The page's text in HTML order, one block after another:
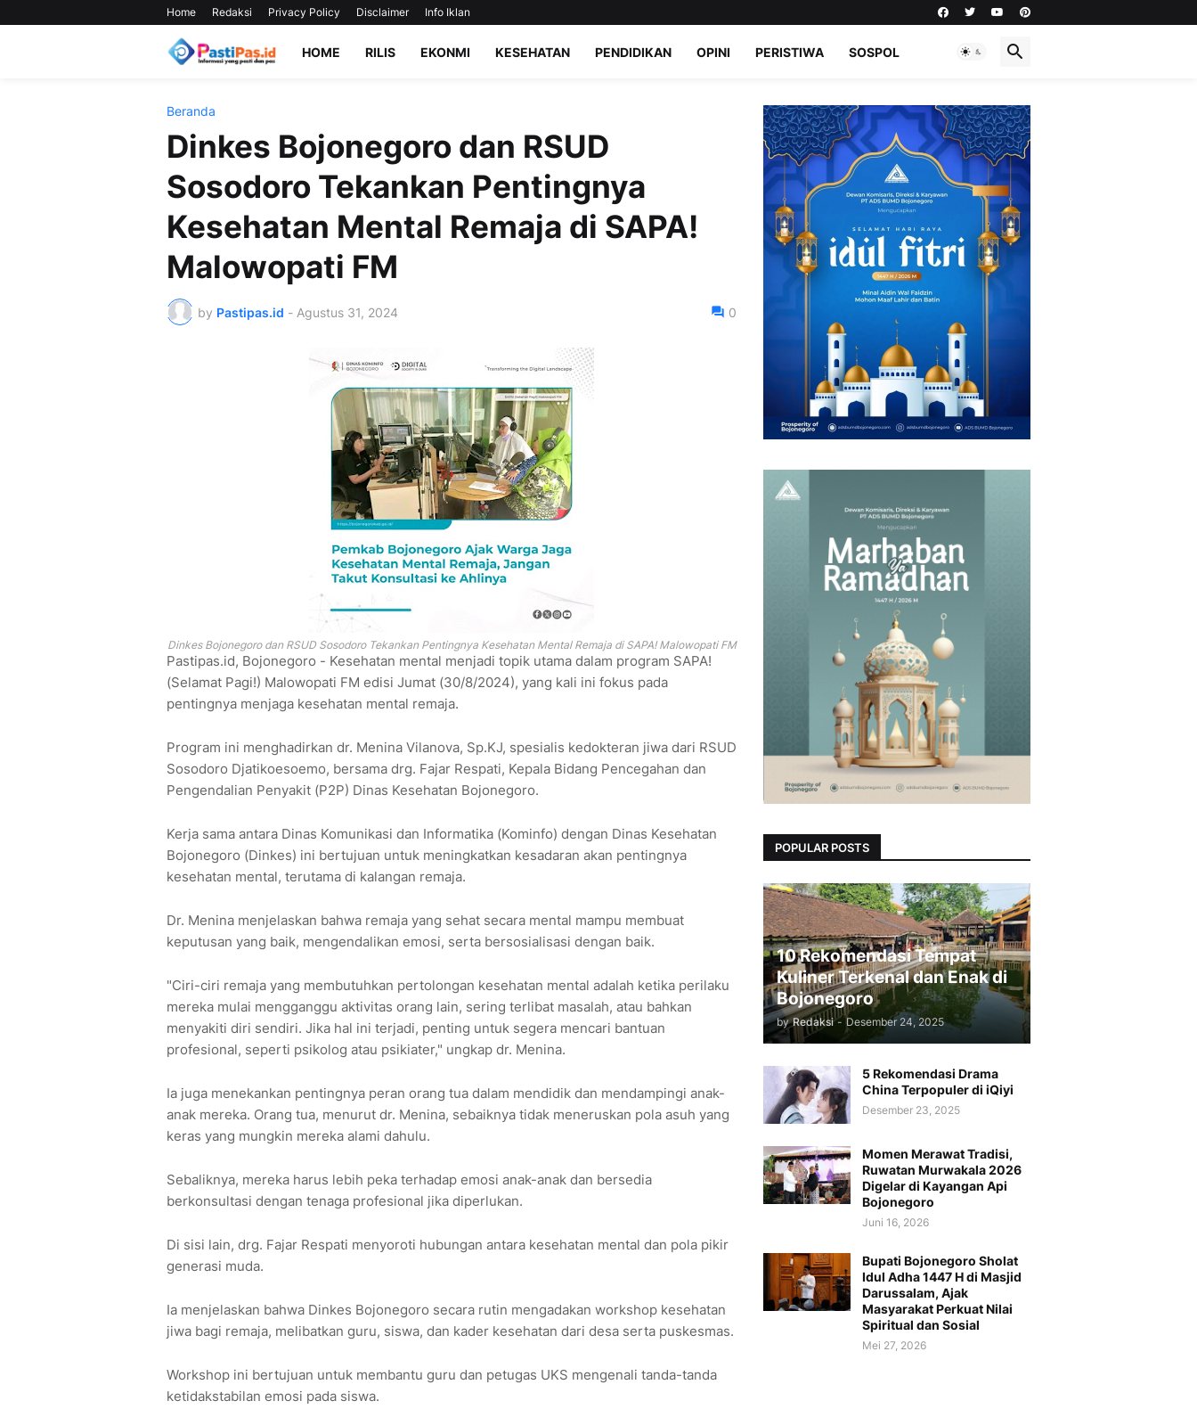
Home Redaksi Privacy Policy Disclaimer Info Iklan
HOME RILIS EKONMI KESEHATAN PENDIDIKAN OPINI PERISTIWA SOSPOL
Beranda
Dinkes Bojonegoro dan RSUD
Sosodoro Tekankan Pentingnya
Kesehatan Mental Remaja di SAPA!
Malowopati FM
by Pastipas.id - Agustus 31, 2024 0
Dinkes Bojonegoro dan RSUD Sosodoro Tekankan Pentingnya Kesehatan Mental Remaja di SAPA! Malowopati FM
Pastipas.id, Bojonegoro - Kesehatan mental menjadi topik utama dalam program SAPA!
(Selamat Pagi!) Malowopati FM edisi Jumat (30/8/2024), yang kali ini fokus pada
pentingnya menjaga kesehatan mental remaja.
Program ini menghadirkan dr. Menina Vilanova, Sp.KJ, spesialis kedokteran jiwa dari RSUD
Sosodoro Djatikoesoemo, bersama drg. Fajar Respati, Kepala Bidang Pencegahan dan
Pengendalian Penyakit (P2P) Dinas Kesehatan Bojonegoro.
Kerja sama antara Dinas Komunikasi dan Informatika (Kominfo) dengan Dinas Kesehatan
Bojonegoro (Dinkes) ini bertujuan untuk meningkatkan kesadaran akan pentingnya
kesehatan mental, terutama di kalangan remaja.
Dr. Menina menjelaskan bahwa remaja yang sehat secara mental mampu membuat
keputusan yang baik, mengendalikan emosi, serta bersosialisasi dengan baik.
"Ciri-ciri remaja yang membutuhkan pertolongan kesehatan mental adalah ketika perilaku
mereka mulai mengganggu aktivitas orang lain, sering terlibat masalah, atau bahkan
menyakiti diri sendiri. Jika hal ini terjadi, penting untuk segera mencari bantuan
profesional, seperti psikolog atau psikiater," ungkap dr. Menina.
Ia juga menekankan pentingnya peran orang tua dalam mendidik dan mendampingi anak-
anak mereka. Orang tua, menurut dr. Menina, sebaiknya tidak meneruskan pola asuh yang
keras yang mungkin mereka alami dahulu.
Sebaliknya, mereka harus lebih peka terhadap emosi anak-anak dan bersedia
berkonsultasi dengan tenaga profesional jika diperlukan.
Di sisi lain, drg. Fajar Respati menyoroti hubungan antara kesehatan mental dan pola pikir
generasi muda.
Ia menjelaskan bahwa Dinkes Bojonegoro secara rutin mengadakan workshop kesehatan
jiwa bagi remaja, melibatkan guru, siswa, dan kader kesehatan dari desa serta puskesmas.
Workshop ini bertujuan untuk membantu guru dan petugas UKS mengenali tanda-tanda
ketidakstabilan emosi pada siswa.
POPULAR POSTS
10 Rekomendasi Tempat
Kuliner Terkenal dan Enak di
Bojonegoro
by Redaksi - Desember 24, 2025
5 Rekomendasi Drama
China Terpopuler di iQiyi
Desember 23, 2025
Momen Merawat Tradisi,
Ruwatan Murwakala 2026
Digelar di Kayangan Api
Bojonegoro
Juni 16, 2026
Bupati Bojonegoro Sholat
Idul Adha 1447 H di Masjid
Darussalam, Ajak
Masyarakat Perkuat Nilai
Spiritual dan Sosial
Mei 27, 2026